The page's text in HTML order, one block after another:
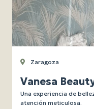
Zaragoza
Vanesa
Una experiencia de
atención meticulosa.